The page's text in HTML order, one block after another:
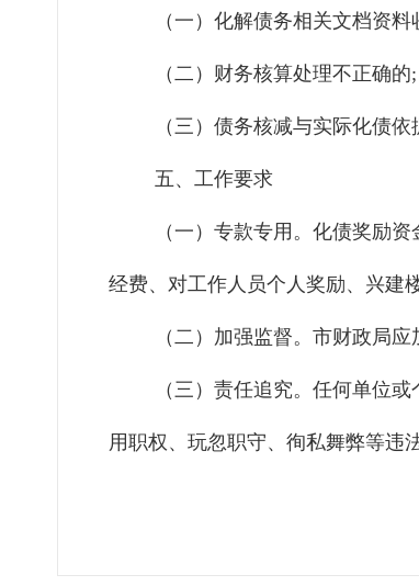
（一）化解债务相关文档资
（二）财务核算处理不正确的;
（三）债务核减与实际化债
五、工作要求
（一）专款专用。化债奖励
经费、对工作人员个人奖励、兴建
（二）加强监督。市财政局
（三）责任追究。任何单位
用职权、玩忽职守、徇私舞弊等违